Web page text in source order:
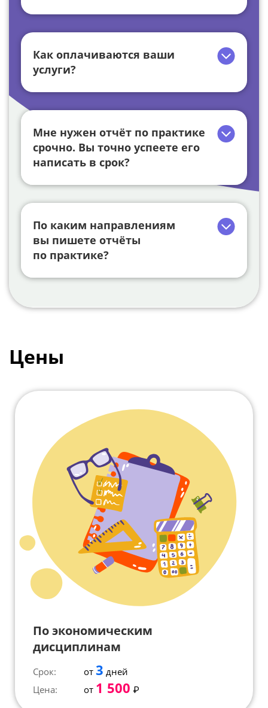
Как оплачиваются ваши
услуги?
Мне нужен отчёт по практике
срочно. Вы точно успеете его
написать в срок?
По каким направлениям
вы пишете отчёты
по практике?
Цены
По экономическим
дисциплинам
Срок: от 3 дней
Цена:
от 1 500 ₽